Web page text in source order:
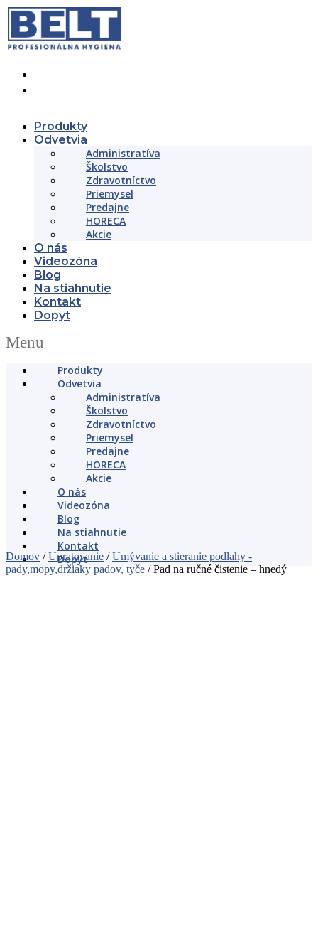
Produkty
Odvetvia
Administratíva
Školstvo
Zdravotníctvo
Priemysel
Predajne
HORECA
Akcie
O nás
Videozóna
Blog
Na stiahnutie
Kontakt
Dopyt
Menu
Produkty
Odvetvia
Administratíva
Školstvo
Zdravotníctvo
Priemysel
Predajne
HORECA
Akcie
O nás
Videozóna
Blog
Na stiahnutie
Kontakt
Dopyt
Domov /Upratovanie /Umývanie a stieranie podlahy -
pady,mopy,držiaky padov, tyče / Pad na ručné čistenie – hnedý